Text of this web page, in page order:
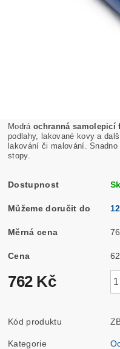
Modráochranná samolepicí
podlahy, lakované kovy a
lakování či malování.
stopy.
Dostupnost
Můžeme doručit do
Měrná cena
Cena
762 Kč
Kód produktu
Kategorie